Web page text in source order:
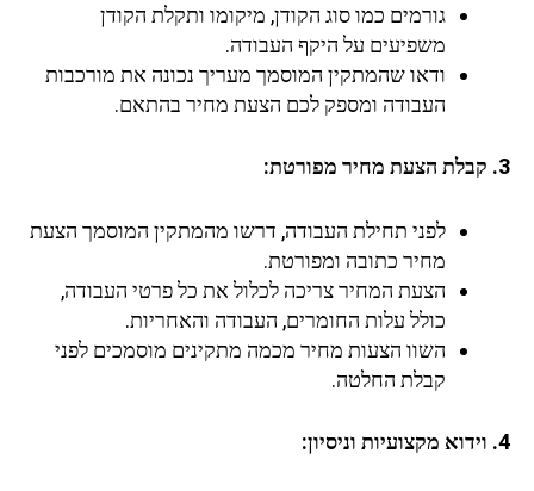
גורמים כמו סוג הקודן, מיקומו ותקלת הקודן
משפיעים על היקף העבודה.
ודאו שהמתקין המוסמך מעריך נכונה את מורכבות
העבודה ומספק לכם הצעת מחיר בהתאם.
3. קבלת הצעת מחיר מפורטת:
לפני תחילת העבודה, דרשו מהמתקין המוסמך הצעת
מחיר כתובה ומפורטת.
הצעת המחיר צריכה לכלול את כל פרטי העבודה,
כולל עלות החומרים, העבודה והאחריות.
השוו הצעות מחיר מכמה מתקינים מוסמכים לפני
קבלת החלטה.
4. וידוא מקצועיות וניסיון: